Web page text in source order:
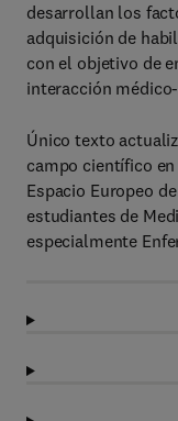
desarrollan los
adquisición de
con el objetivo de
interacción
Único texto
campo científico
Espacio Europeo
estudiantes de
especialmente